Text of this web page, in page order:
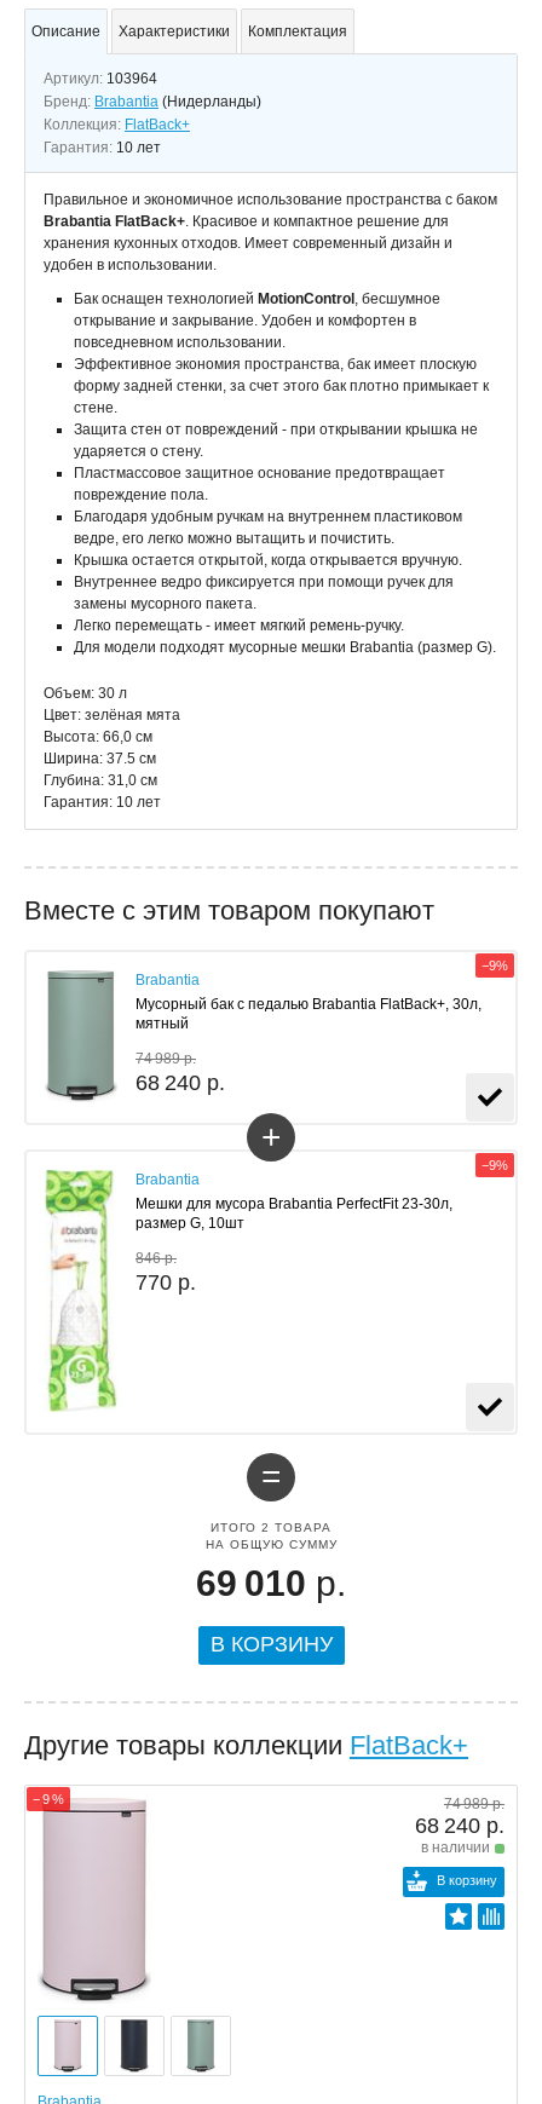
Описание Характеристики Комплектация
Артикул: 103964
Бренд: Brabantia (Нидерланды)
Коллекция: FlatBack+
Гарантия: 10 лет
Правильное и экономичное использование пространства с баком
Brabantia FlatBack+. Красивое и компактное решение для
хранения кухонных отходов. Имеет современный дизайн и
удобен в использовании.
Бак оснащен технологией MotionControl , бесшумное
открывание и закрывание. Удобен и комфортен в
повседневном использовании.
Эффективное экономия пространства, бак имеет плоскую
форму задней стенки, за счет этого бак плотно примыкает к
стене.
Защита стен от повреждений - при открывании крышка не
ударяется о стену.
Пластмассовое защитное основание предотвращает
повреждение пола.
Благодаря удобным ручкам на внутреннем пластиковом
ведре, его легко можно вытащить и почистить.
Крышка остается открытой, когда открывается вручную.
Внутреннее ведро фиксируется при помощи ручек для
замены мусорного пакета.
Легко перемещать - имеет мягкий ремень-ручку.
Для модели подходят мусорные мешки Brabantia (размер G).
Объем: 30 л
Цвет: зелёная мята
Высота: 66,0 см
Ширина: 37.5 см
Глубина: 31,0 см
Гарантия: 10 лет
Вместе с этим товаром покупают
Brabantia
Мусорный бак с педалью Brabantia FlatBack+, 30л,
мятный
74 989 р.
68 240 р.
−9%
+
Brabantia
Мешки для мусора Brabantia PerfectFit 23-30л,
размер G, 10шт
846 р.
770 р.
−9%
=
ИТОГО 2 ТОВАРА
НА ОБЩУЮ СУММУ
69 010 р.
В КОРЗИНУ
Другие товары коллекции FlatBack+
− 9 % 74 989 р.
68 240 р.
в наличии
В корзину